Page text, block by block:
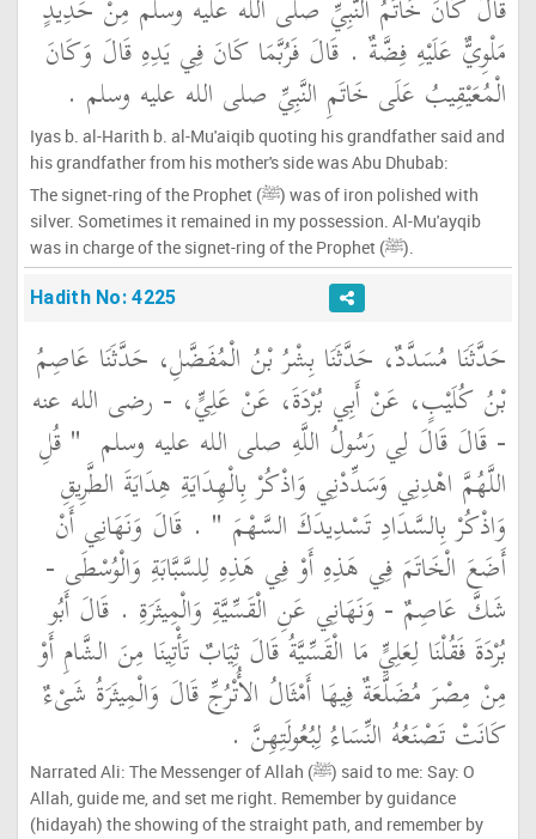
قَالَ كَانَ خَاتَمُ النَّبِيِّ صلى الله عليه وسلم مِنْ حَدِيدٍ
مَلْوِيٌّ عَلَيْهِ فِضَّةٌ ‏.‏ قَالَ فَرُبَّمَا كَانَ فِي يَدِهِ قَالَ وَكَانَ
الْمُعَيْقِيبُ عَلَى خَاتَمِ النَّبِيِّ صلى الله عليه وسلم ‏.‏
Iyas b. al-Harith b. al-Mu'aiqib quoting his grandfather said and
his grandfather from his mother's side was Abu Dhubab:
The signet-ring of the Prophet (ﷺ) was of iron polished with
silver. Sometimes it remained in my possession. Al-Mu'ayqib
was in charge of the signet-ring of the Prophet (ﷺ).
Hadith No: 4225
حَدَّثَنَا مُسَدَّدٌ، حَدَّثَنَا بِشْرُ بْنُ الْمُفَضَّلِ، حَدَّثَنَا عَاصِمُ
بْنُ كُلَيْبٍ، عَنْ أَبِي بُرْدَةَ، عَنْ عَلِيٍّ، - رضى الله عنه
- قَالَ قَالَ لِي رَسُولُ اللَّهِ صلى الله عليه وسلم ‏ "‏ قُلِ
اللَّهُمَّ اهْدِنِي وَسَدِّدْنِي وَاذْكُرْ بِالْهِدَايَةِ هِدَايَةَ الطَّرِيقِ
وَاذْكُرْ بِالسَّدَادِ تَسْدِيدَكَ السَّهْمَ ‏" ‏ ‏.‏ قَالَ وَنَهَانِي أَنْ
أَضَعَ الْخَاتَمَ فِي هَذِهِ أَوْ فِي هَذِهِ لِلسَّبَّابَةِ وَالْوُسْطَى -
شَكَّ عَاصِمٌ - وَنَهَانِي عَنِ الْقَسِّيَّةِ وَالْمِيثَرَةِ ‏.‏ قَالَ أَبُو
بُرْدَةَ فَقُلْنَا لِعَلِيٍّ مَا الْقَسِّيَّةُ قَالَ ثِيَابٌ تَأْتِينَا مِنَ الشَّامِ أَوْ
مِنْ مِصْرَ مُضَلَّعَةٌ فِيهَا أَمْثَالُ الأُتْرُجِّ قَالَ وَالْمِيثَرَةُ شَىْءٌ
كَانَتْ تَصْنَعُهُ النِّسَاءُ لِبُعُولَتِهِنَّ ‏.‏
Narrated Ali: The Messenger of Allah (ﷺ) said to me: Say: O
Allah, guide me, and set me right. Remember by guidance
(hidayah) the showing of the straight path, and remember by